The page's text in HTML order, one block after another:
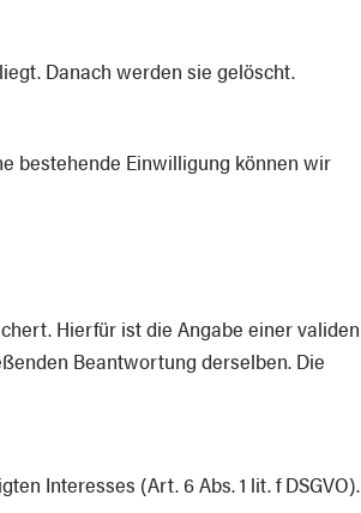
Danach werden sie gelöscht.
bestehende Einwilligung können wir
Hierfür ist die Angabe einer validen
Beantwortung derselben. Die
Interesses (Art. 6 Abs. 1 lit. f DSGVO).